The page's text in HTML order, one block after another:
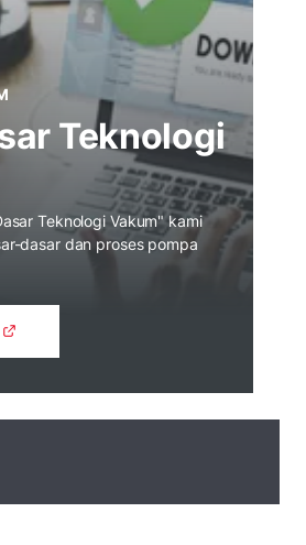
Teknologi
Teknologi Vakum" kami
dasar dan proses pompa